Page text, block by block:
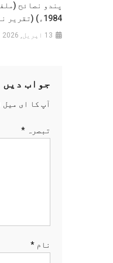
1984ء) (تقریر نمبر1)
13 اپریل, 2026
جواب دیں
آپ کا ای میل
تبصرہ *
نام *